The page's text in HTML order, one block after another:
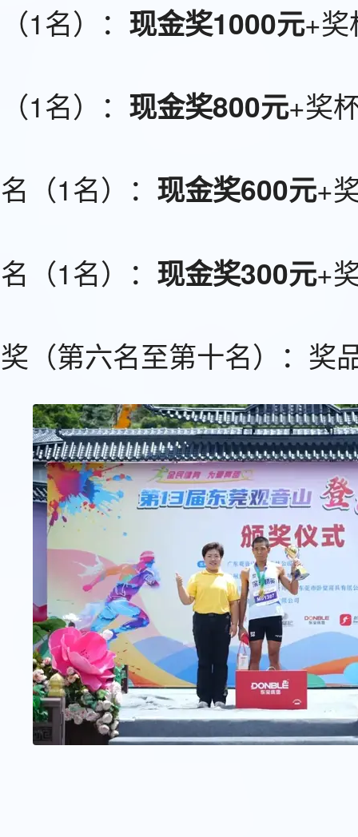
1名）： 现金奖1000元+奖
1名）： 现金奖800元+奖
（1名）： 现金奖600元+
（1名）： 现金奖300元+
（第六名至第十名）：奖